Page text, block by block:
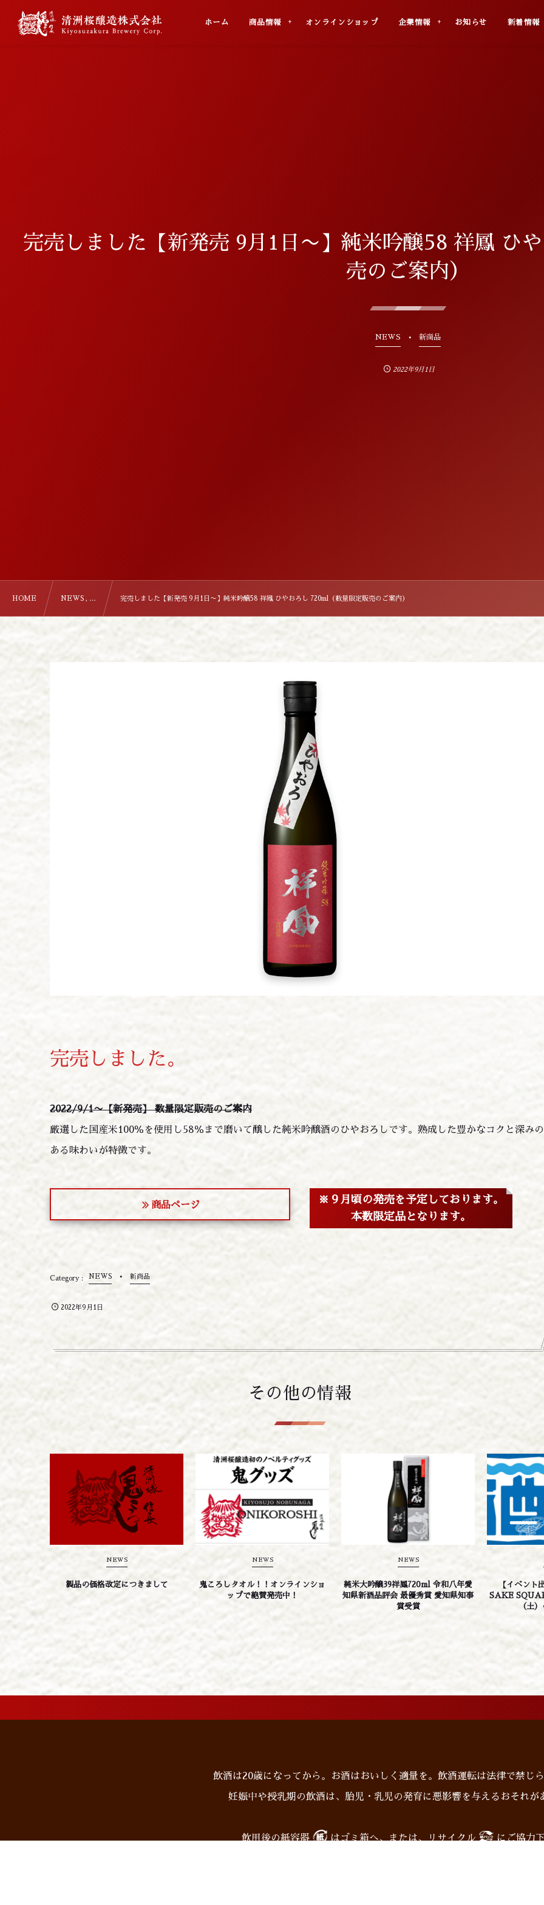
ホーム
Home 商品情報
Product オンラインショップ
Online Shop 企業情報
Company お知らせ
Info 新着情報
News
完売しました【新発売 9月1日〜】純米吟醸58 祥鳳 ひ
売のご案内）
NEWS 新商品
2022年9月1日
HOME NEWS , … 完売しました【新発売 9月1日〜】純米吟醸58 祥鳳 ひやおろし 720ml（数量限定販売のご案内）
完売しました。
2022/9/1〜【新発売】 数量限定販売のご案内
厳選した国産米100％を使用し58％まで磨いて醸した純米吟醸酒のひやおろしです。熟成した豊かなコクと深みの
ある味わいが特徴です。
商品ページ
※９月頃の発売を予定しております。
本数限定品となります。
NEWS 新商品
2022年9月1日
その他の情報
NEWS
製品の価格改定につきまして
NEWS
鬼ころしタオル！！オンラインショ
ップで絶賛発売中！
NEWS
純米大吟醸39祥鳳720ml 令和八年愛
知県新酒品評会 最優秀賞 愛知県知事
賞受賞
【イベン
SAKE
（土
飲酒は20歳になってから。お酒はおいしく適量を。飲酒運転は法律で禁じ
妊娠中や授乳期の飲酒は、胎児・乳児の発育に悪影響を与えるおそれが
飲用後の紙容器 はゴミ箱へ、または、リサイクル にご協力